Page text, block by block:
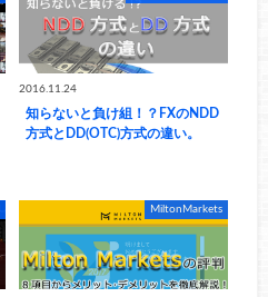
2016.11.24
知らないと負け組！？FXのNDD
方式とDD(OTC)方式の違い。
MiltonMarkets